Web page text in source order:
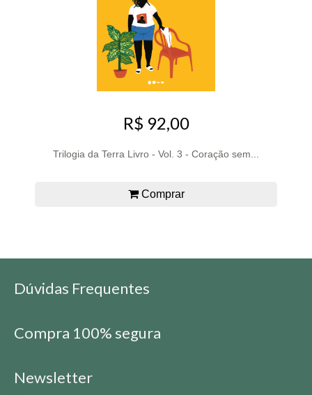
R$ 92,00
Trilogia da Terra Livro - Vol. 3 - Coração sem...
Comprar
Dúvidas Frequentes
Compra 100% segura
Newsletter